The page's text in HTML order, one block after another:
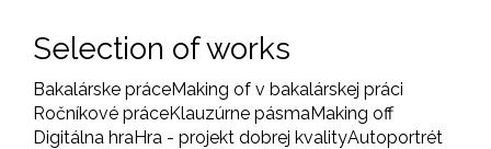
Selection of works
Bakalárske práceMaking of v bakalárskej práci
Ročníkové práceKlauzúrne pásmaMaking off
Digitálna hraHra - projekt dobrej kvalityAutoportrét